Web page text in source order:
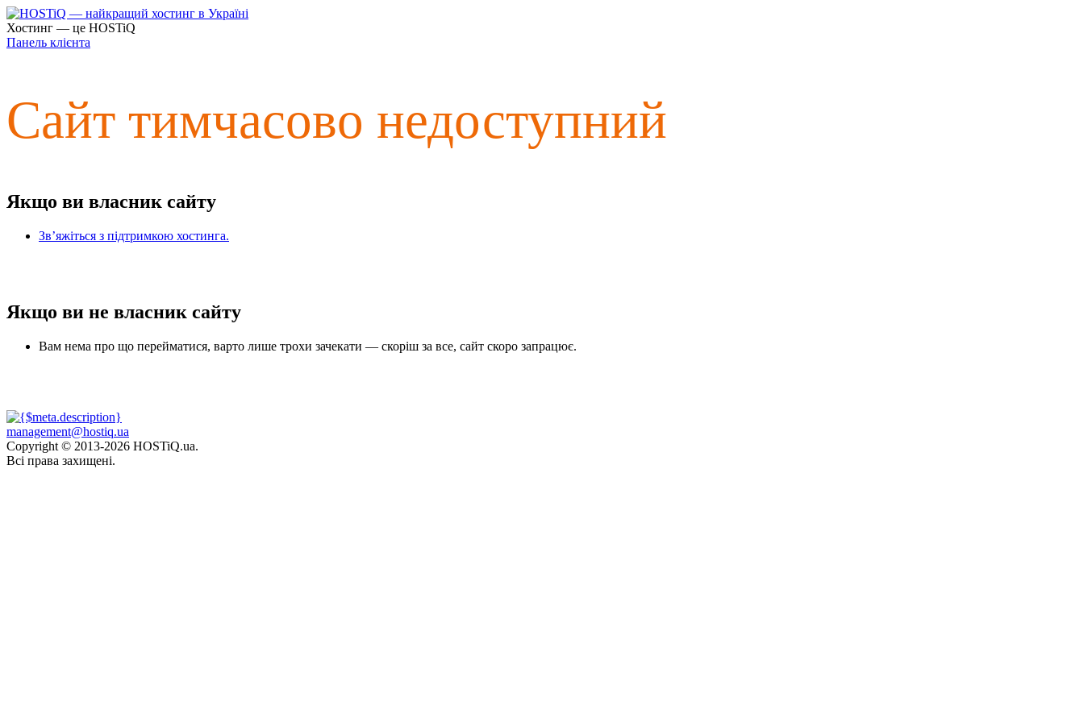
Хостинг — це HOSTiQ
Панель клієнта
Сайт тимчасово недоступний
Якщо ви власник сайту
Зв’яжіться з підтримкою хостинга.
Якщо ви не власник сайту
Вам нема про що перейматися, варто лише трохи зачекати — скоріш за все, сайт скоро запрацює.
management@hostiq.ua
Copyright © 2013-2026 HOSTiQ.ua.
Всі права захищені.